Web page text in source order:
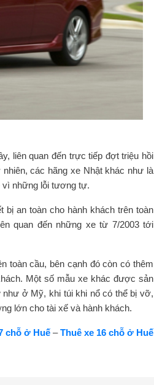
liên quan đến trực tiếp đợt triệu hồi
các hãng xe Nhật khác như là
vì những lỗi tương tự.
bị an toàn cho hành khách trên toàn
quan đến những xe từ 7/2003 tới
toàn cầu, bên cạnh đó còn có thêm
Một số mẫu xe khác được sản
ở Mỹ, khi túi khi nổ có thể bị vỡ,
lớn cho tài xế và hành khách.
chỗ ở Huế –Thuê xe 16 chỗ ở Huế